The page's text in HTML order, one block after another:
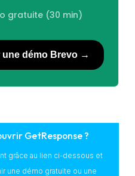
gratuite (30 min)
démo Brevo →
GetResponse ?
grâce au lien ci-dessous et
une démo gratuite ou une